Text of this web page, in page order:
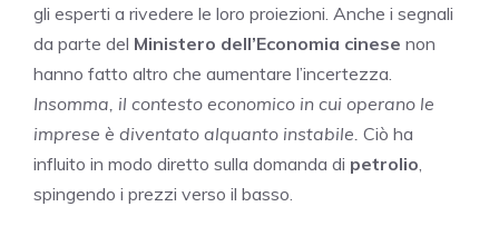
gli esperti a rivedere le loro proiezioni. Anche i segnali
da parte del Ministero dell’Economia cinese non
hanno fatto altro che aumentare l’incertezza.
Insomma, il contesto economico in cui operano le
imprese è diventato alquanto instabile. Ciò ha
influito in modo diretto sulla domanda di petrolio
spingendo i prezzi verso il basso.